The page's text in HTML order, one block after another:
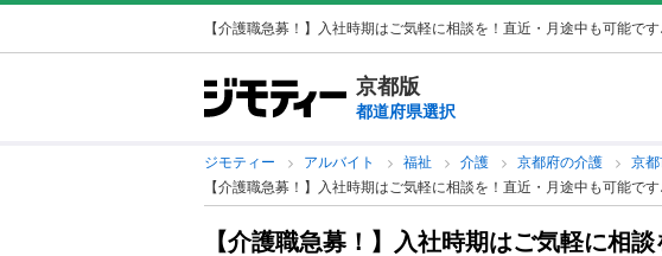
【介護職急募！】入社時期はご気軽に相談を！直近・月途中も可能です
京都版
都道府県選択
ジモティー アルバイト 福祉 介護 京都府の介護
京
【介護職急募！】入社時期はご気軽に相談を！直近・月途中も可能で
【介護職急募！】入社時期はご気軽に相談